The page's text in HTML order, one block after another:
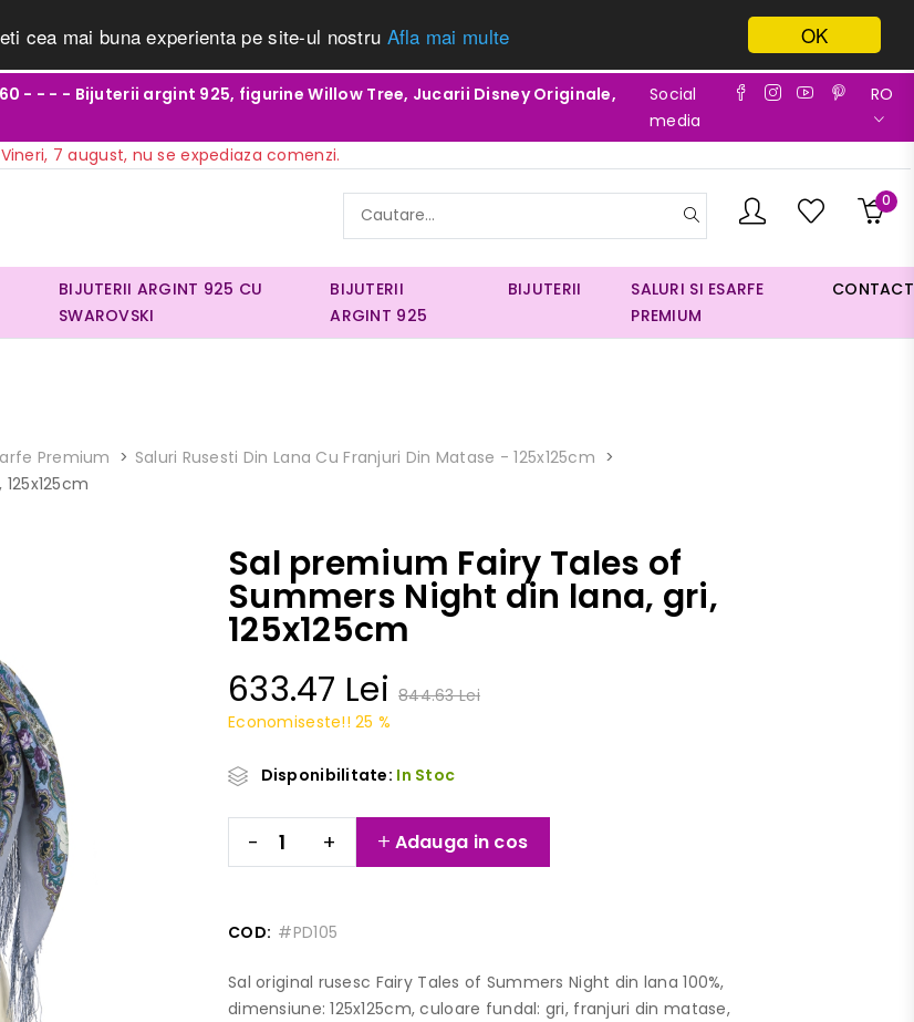
OK
cea mai buna experienta pe site-ul nostru Afla mai multe
- - - - Bijuterii argint 925, figurine Willow Tree, Jucarii Disney Originale,
Social
media
RO
Vineri, 7 august, nu se expediaza comenzi.
0
BIJUTERII ARGINT 925 CU
SWAROVSKI
BIJUTERII
ARGINT 925
BIJUTERII
SALURI SI ESARFE
PREMIUM
CONTACT
Premium
Saluri Rusesti Din Lana Cu Franjuri Din Matase - 125x125cm
Sal premium Fairy Tales of
Summers Night din lana, gri,
125x125cm
633.47 Lei844.63 Lei
Economiseste!! 25 %
Disponibilitate: In Stoc
- + Adauga in cos
COD: #PD105
Sal original rusesc Fairy Tales of Summers Night din lana 100%,
dimensiune: 125x125cm, culoare fundal: gri, franjuri din matase,